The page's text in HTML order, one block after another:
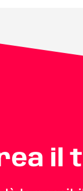
il